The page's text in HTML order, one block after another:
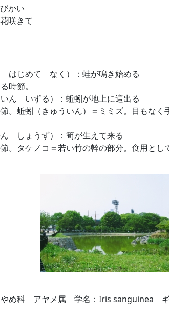
かい
咲きて
はじめて なく）：蛙が鳴き始める
時節。
ん いずる）：蚯蚓が地上に這出る
。蚯蚓（きゅういん）＝ミミズ。目もな
しょうず）：筍が生えて来る
。タケノコ＝若い竹の幹の部分。食用と
め科 アヤメ属 学名：Iris sanguinea ギ